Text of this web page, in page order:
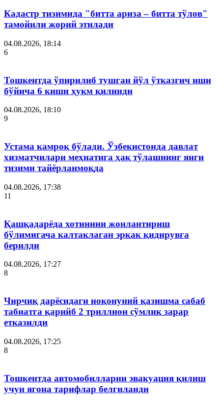
Кадастр тизимида "битта ариза – битта тўлов"
тамойили жорий этилади
04.08.2026, 18:14
6
Тошкентда ўпирилиб тушган йўл ўтказгич иши
бўйича 6 киши ҳукм қилинди
04.08.2026, 18:10
9
Устама камроқ бўлади. Ўзбекистонда давлат
хизматчилари меҳнатига ҳақ тўлашнинг янги
тизими тайёрланмоқда
04.08.2026, 17:38
11
Қашқадарёда хотинини жонлантириш
бўлимигача калтаклаган эркак қидирувга
берилди
04.08.2026, 17:27
8
Чирчиқ дарёсидаги ноқонуний қазишма сабаб
табиатга қарийб 2 триллион сўмлик зарар
етказилди
04.08.2026, 17:25
8
Тошкентда автомобилларни эвакуация қилиш
учун ягона тарифлар белгиланди